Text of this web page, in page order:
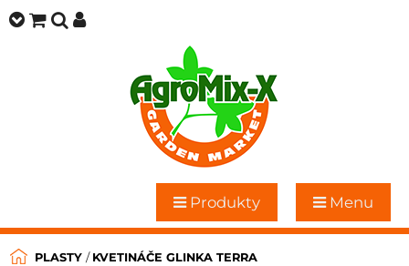
Produkty Menu
PLASTY / KVETINÁČE GLINKA TERRA